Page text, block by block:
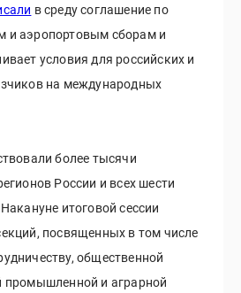
в среду соглашение по
и аэропортовым сборам и
условия для российских и
на международных
более тысячи
России и всех шести
итоговой сессии
посвященных в том числе
общественной
промышленной и аграрной